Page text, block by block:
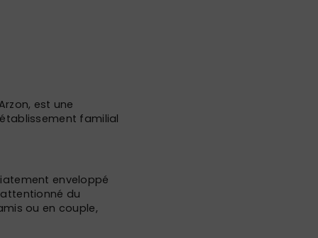
est une
familial
enveloppé
du
ou en couple,